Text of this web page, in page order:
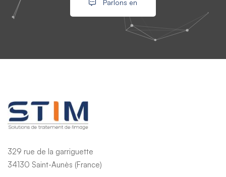
Parlons en
329 rue de la garriguette
34130 Saint-Aunès (France)